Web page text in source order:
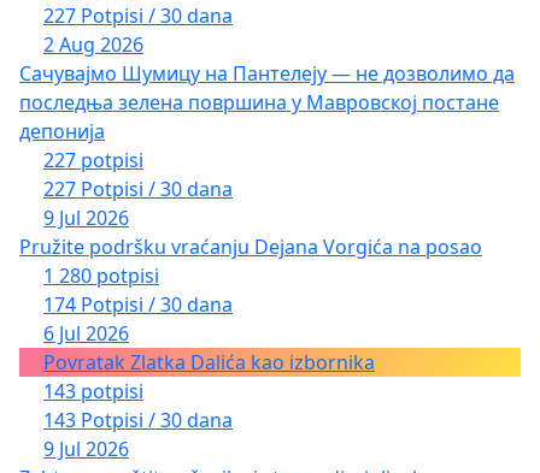
227 Potpisi / 30 dana
2 Aug 2026
Сачувајмо Шумицу на Пантелеју — не дозволимо да
последња зелена површина у Мавровској постане
депонија
227 potpisi
227 Potpisi / 30 dana
9 Jul 2026
Pružite podršku vraćanju Dejana Vorgića na posao
1 280 potpisi
174 Potpisi / 30 dana
6 Jul 2026
Povratak Zlatka Dalića kao izbornika
143 potpisi
143 Potpisi / 30 dana
9 Jul 2026